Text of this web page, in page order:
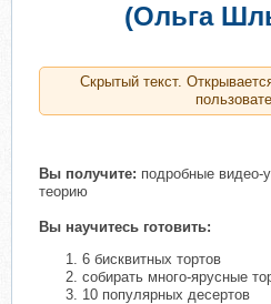
(Ольга
Скрытый текст.
Вы получите: подробные видео-
теорию
Вы научитеcь готовить:
6 бисквитных тортов
собирать много-ярусные
10 популярных десертов